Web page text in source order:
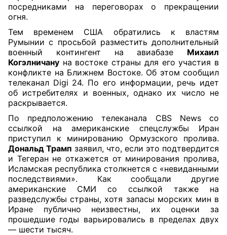
посредниками на переговорах о прекращении
огня.
Тем временем США обратились к властям
Румынии с просьбой разместить дополнительный
военный контингент на авиабазе Михаил
Когэлничану на востоке страны для его участия в
конфликте на Ближнем Востоке. Об этом сообщил
телеканал Digi 24. По его информации, речь идет
об истребителях и военных, однако их число не
раскрывается.
По предположению телеканала CBS News со
ссылкой на американские спецслужбы Иран
приступил к минированию Ормузского пролива.
Дональд Трамп заявил, что, если это подтвердится
и Тегеран не откажется от минирования пролива,
Исламская республика столкнется с «невиданными
последствиями». Как сообщали другие
американские СМИ со ссылкой также на
разведслужбы страны, хотя запасы морских мин в
Иране публично неизвестны, их оценки за
прошедшие годы варьировались в пределах двух
— шести тысяч.